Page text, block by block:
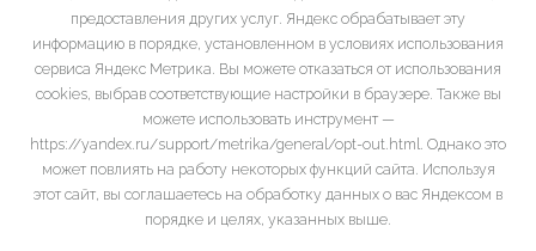
предоставления других услуг. Яндекс обрабатывает эту
информацию в порядке, установленном в условиях использования
сервиса Яндекс Метрика. Вы можете отказаться от использования
cookies, выбрав соответствующие настройки в браузере. Также вы
можете использовать инструмент —
https://yandex.ru/support/metrika/general/opt-out.html. Однако это
может повлиять на работу некоторых функций сайта. Используя
этот сайт, вы соглашаетесь на обработку данных о вас Яндексом в
порядке и целях, указанных выше.